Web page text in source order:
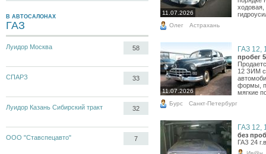
В АВТОСАЛОНАХ
ГАЗ
Луидор Москва 58
СПАРЗ 33
Луидор Казань Сибирский тракт 32
ООО "Ставспецавто" 7
11.07.2026
ходовая,
Олег Астрахань
11.07.2026
ГАЗ 12,
пробег
12 ЗИМ
формы,
мягкие
Бурс Санкт-Петербург
ГАЗ 12,
без
ГАЗ 24
Ив@н